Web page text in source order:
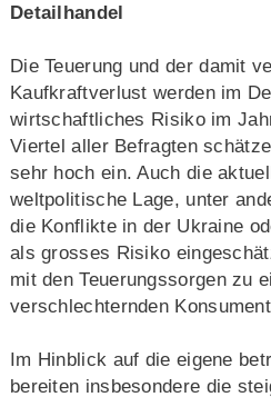
Detailhandel
Die Teuerung und der damit
Kaufkraftverlust werden im
wirtschaftliches Risiko im
Viertel aller Befragten
sehr hoch ein. Auch die
weltpolitische Lage, unter
die Konflikte in der Ukraine
als grosses Risiko
mit den Teuerungssorgen zu
verschlechternden
Im Hinblick auf die eigene
bereiten insbesondere die